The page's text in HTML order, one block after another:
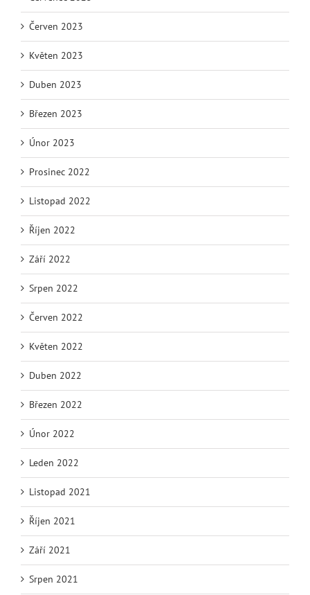
Červen 2023
Květen 2023
Duben 2023
Březen 2023
Únor 2023
Prosinec 2022
Listopad 2022
Říjen 2022
Září 2022
Srpen 2022
Červen 2022
Květen 2022
Duben 2022
Březen 2022
Únor 2022
Leden 2022
Listopad 2021
Říjen 2021
Září 2021
Srpen 2021